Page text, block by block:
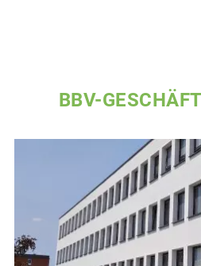
BBV-